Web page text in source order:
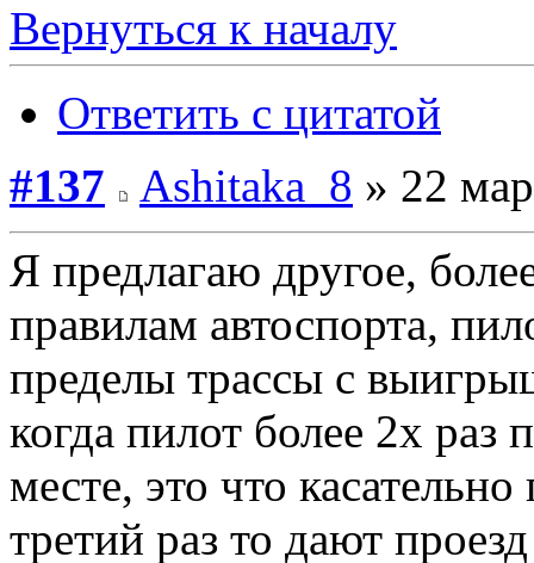
Вернуться к началу
Ответить с цитатой
#137
Ashitaka_8 » 22
Я предлагаю другое,
правилам автоспорта,
пределы трассы с
когда пилот более 2х
месте, это что
третий раз то дают